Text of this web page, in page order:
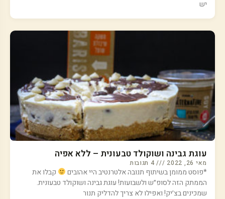
יש
עוגת גבינה ושוקולד טבעונית – ללא אפיה
מאי 26, 2022 4 תגובות
*פוסט ממומן בשיתוף תנובה אלטרנטיב היי אהובים
קבלו את
הממתק הזה לסופ״ש ולשבועות! עוגת גבינה ושוקולד טבעונית.
שמכינים בצ׳יק! ואפילו לא צריך להדליק תנור